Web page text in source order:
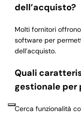
dell’acquisto?
Molti fornitori
software per
dell’acquisto.
Quali
gestionale
Cerca funzionalità